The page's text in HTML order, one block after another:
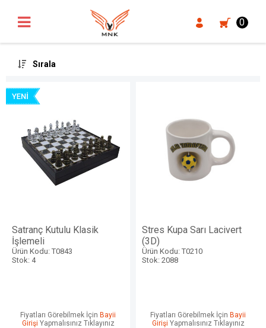
0
Sırala
Satranç Kutulu Klasik
İşlemeli
Ürün Kodu: T0843
Stok: 4
Fiyatları Görebilmek İçin Bayii
Girişi Yapmalısınız Tıklayınız
Stres Kupa Sarı Lacivert
(3D)
Ürün Kodu: T0210
Stok: 2088
Fiyatları Görebilmek İçin Bayii
Girişi Yapmalısınız Tıklayınız